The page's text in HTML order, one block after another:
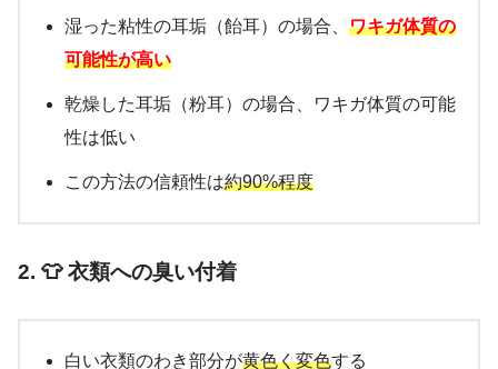
湿った粘性の耳垢（飴耳）の場合、 ワキガ体質の
可能性が高い
乾燥した耳垢（粉耳）の場合、ワキガ体質の可能
性は低い
この方法の信頼性は約90%程度
2. 👕 衣類への臭い付着
白い衣類のわき部分が黄色く変色する